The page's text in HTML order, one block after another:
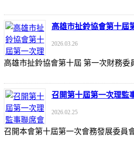
高雄市扯鈴協會第十屆
2026.03.26
高雄市扯鈴協會第十屆 第一次財務
召開第十屆第一次理監
2026.02.25
召開本會第十屆第一次會務發展委員